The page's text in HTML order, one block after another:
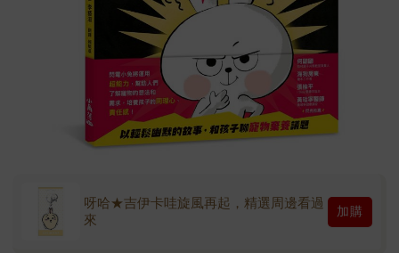
呀哈★吉伊卡哇旋風再起，精選周邊看過
來
加購